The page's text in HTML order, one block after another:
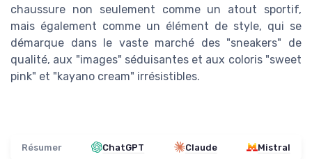
chaussure non seulement comme un atout sportif,
mais également comme un élément de style, qui se
démarque dans le vaste marché des "sneakers" de
qualité, aux "images" séduisantes et aux coloris "sweet
pink" et "kayano cream" irrésistibles.
Résumer ChatGPT Claude Mistral